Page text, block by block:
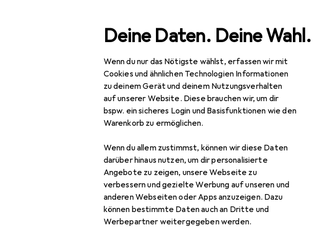
Deine Daten. Deine Wahl.
Wenn du nur das Nötigste wählst, erfassen wir mit
Cookies und ähnlichen Technologien Informationen
zu deinem Gerät und deinem Nutzungsverhalten
auf unserer Website. Diese brauchen wir, um dir
bspw. ein sicheres Login und Basisfunktionen wie den
Warenkorb zu ermöglichen.
Wenn du allem zustimmst, können wir diese Daten
darüber hinaus nutzen, um dir personalisierte
Angebote zu zeigen, unsere Webseite zu
verbessern und gezielte Werbung auf unseren und
anderen Webseiten oder Apps anzuzeigen. Dazu
können bestimmte Daten auch an Dritte und
Werbepartner weitergegeben werden.
Navigation nach Kategorien Gesamtsortiment Spielzeug Spielfahrzeuge